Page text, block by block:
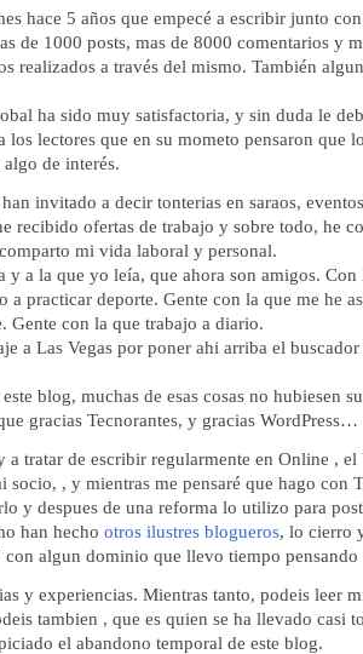
hace 5 años que empecé a escribir junto
de 1000 posts, mas de 8000 comentarios y
realizados a través del mismo. También
ha sido muy satisfactoria, y sin duda le
los lectores que en su mometo pensaron que
de interés.
invitado a decir tonterias en saraos,
recibido ofertas de trabajo y sobre todo, he
mi vida laboral y personal.
y a la que yo leía, que ahora son amigos.
a practicar deporte. Gente con la que me he
Gente con la que trabajo a diario.
a Las Vegas por poner ahi arriba el
blog, muchas de esas cosas no hubiesen
gracias Tecnorantes, y gracias WordPress…
a tratar de escribir regularmente en Online , el
socio, , y mientras me pensaré que hago con
y despues de una reforma lo utilizo para
han hecho otros ilustres blogueros, lo cierro
con algun dominio que llevo tiempo
y experiencias. Mientras tanto, podeis leer
tambien , que es quien se ha llevado casi
el abandono temporal de este blog.